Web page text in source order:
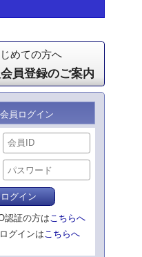
めての方へ
員登録のご案内
会員ログイン
ログイン
認証の方はこちらへ
グインはこちらへ